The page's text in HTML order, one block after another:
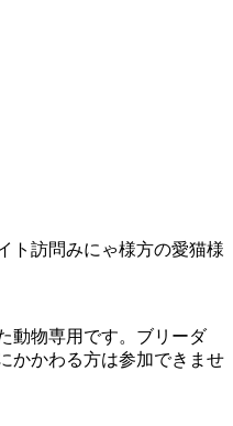
ト訪問みにゃ様方の愛猫様
動物専用です。ブリーダ
かかわる方は参加できませ